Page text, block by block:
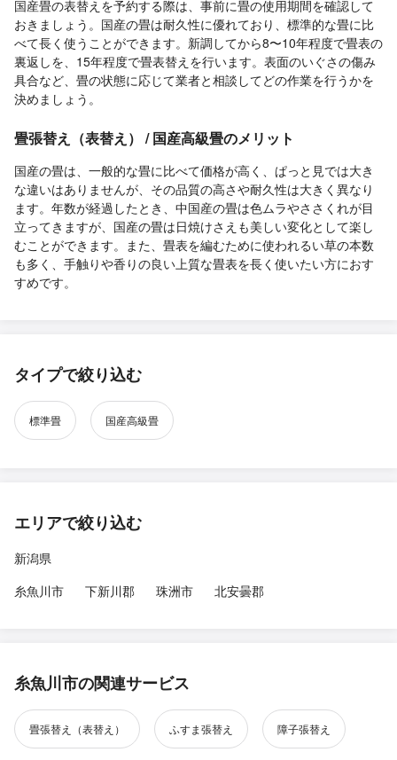
国産畳の表替えを予約する際は、事前に畳の使用期間を確認して
おきましょう。国産の畳は耐久性に優れており、標準的な畳に比
べて長く使うことができます。新調してから8〜10年程度で畳表の
裏返しを、15年程度で畳表替えを行います。表面のいぐさの傷み
具合など、畳の状態に応じて業者と相談してどの作業を行うかを
決めましょう。
畳張替え（表替え） / 国産高級畳のメリット
国産の畳は、一般的な畳に比べて価格が高く、ぱっと見では大き
な違いはありませんが、その品質の高さや耐久性は大きく異なり
ます。年数が経過したとき、中国産の畳は色ムラやささくれが目
立ってきますが、国産の畳は日焼けさえも美しい変化として楽し
むことができます。また、畳表を編むために使われるい草の本数
も多く、手触りや香りの良い上質な畳表を長く使いたい方におす
すめです。
タイプで絞り込む
標準畳 国産高級畳
エリアで絞り込む
新潟県
糸魚川市
下新川郡 珠洲市 北安曇郡
糸魚川市の関連サービス
畳張替え（表替え） ふすま張替え 障子張替え